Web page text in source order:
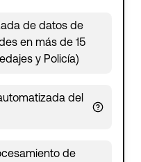
de datos de
en más de 15
y Policía)
del
de